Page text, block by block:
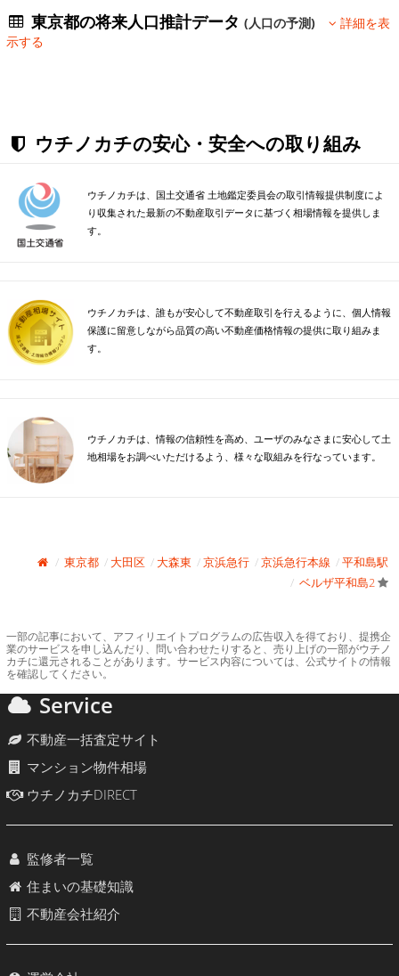
東京都の将来人口推計データ(人口の予測)
詳細を表
示する
ウチノカチの安心・安全への取り組み
ウチノカチは、国土交通省 土地鑑定委員会の取引情報提供制度によ
り収集された最新の不動産取引データに基づく相場情報を提供しま
す。
ウチノカチは、誰もが安心して不動産取引を行えるように、個人情報
保護に留意しながら品質の高い不動産価格情報の提供に取り組みま
す。
ウチノカチは、情報の信頼性を高め、ユーザのみなさまに安心して土
地相場をお調べいただけるよう、様々な取組みを行なっています。
東京都 大田区 大森東 京浜急行 京浜急行本線
平和島駅
ベルザ平和島2
一部の記事において、アフィリエイトプログラムの広告収入を得ており、提携企
業のサービスを申し込んだり、問い合わせたりすると、売り上げの一部がウチノ
カチに還元されることがあります。サービス内容については、公式サイトの情報
を確認してください。
Service
不動産一括査定サイト
マンション物件相場
ウチノカチDIRECT
監修者一覧
住まいの基礎知識
不動産会社紹介